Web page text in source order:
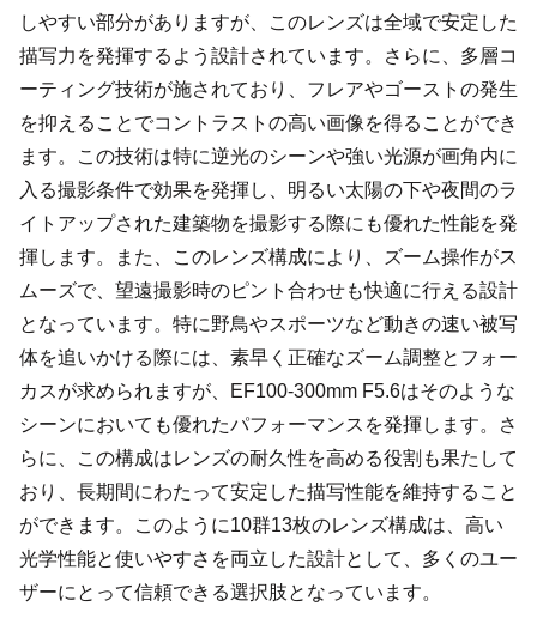
しやすい部分がありますが、このレンズは全域で安定した
描写力を発揮するよう設計されています。さらに、多層コ
ーティング技術が施されており、フレアやゴーストの発生
を抑えることでコントラストの高い画像を得ることができ
ます。この技術は特に逆光のシーンや強い光源が画角内に
入る撮影条件で効果を発揮し、明るい太陽の下や夜間のラ
イトアップされた建築物を撮影する際にも優れた性能を発
揮します。また、このレンズ構成により、ズーム操作がス
ムーズで、望遠撮影時のピント合わせも快適に行える設計
となっています。特に野鳥やスポーツなど動きの速い被写
体を追いかける際には、素早く正確なズーム調整とフォー
カスが求められますが、EF100-300mm F5.6はそのような
シーンにおいても優れたパフォーマンスを発揮します。さ
らに、この構成はレンズの耐久性を高める役割も果たして
おり、長期間にわたって安定した描写性能を維持すること
ができます。このように10群13枚のレンズ構成は、高い
光学性能と使いやすさを両立した設計として、多くのユー
ザーにとって信頼できる選択肢となっています。